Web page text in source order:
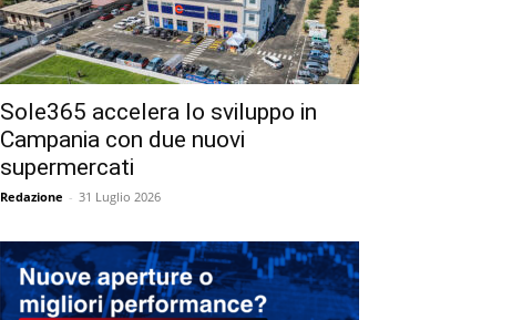
Sole365 accelera lo sviluppo in
Campania con due nuovi
supermercati
Redazione - 31 Luglio 2026